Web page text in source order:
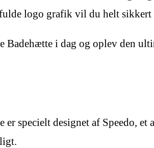
logo grafik vil du helt
Badehætte i dag og oplev den
er specielt designet af Speedo,